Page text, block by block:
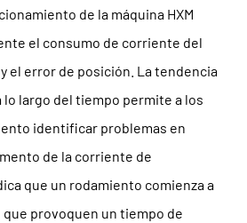
de la máquina HXM
el consumo de corriente del
el error de posición. La tendencia
largo del tiempo permite a los
identificar problemas en
de la corriente de
que un rodamiento comienza a
provoquen un tiempo de